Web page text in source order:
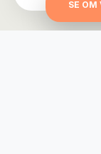
SE OM